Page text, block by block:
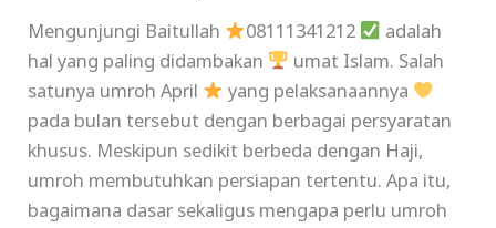
Mengunjungi Baitullah
08111341212
adalah
hal yang paling didambakan
umat Islam. Salah
satunya umroh April
yang pelaksanaannya
pada bulan tersebut dengan berbagai persyaratan
khusus. Meskipun sedikit berbeda dengan Haji,
umroh membutuhkan persiapan tertentu. Apa itu,
bagaimana dasar sekaligus mengapa perlu umroh